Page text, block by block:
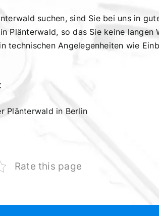
suchen, sind Sie bei uns in
Plänterwald, so das Sie keine langen
Angelegenheiten wie
Rate this page